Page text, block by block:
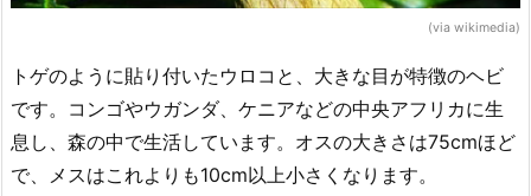
(via wikimedia)
トゲのように貼り付いたウロコと、大きな目が特徴のヘビ
です。コンゴやウガンダ、ケニアなどの中央アフリカに生
息し、森の中で生活しています。オスの大きさは75cmほど
で、メスはこれよりも10cm以上小さくなります。